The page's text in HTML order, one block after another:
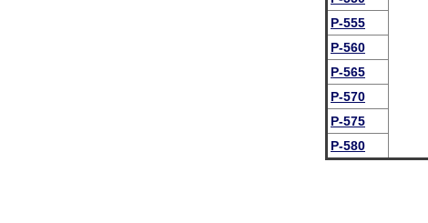
P-555
P-560
P-565
P-570
P-575
P-580